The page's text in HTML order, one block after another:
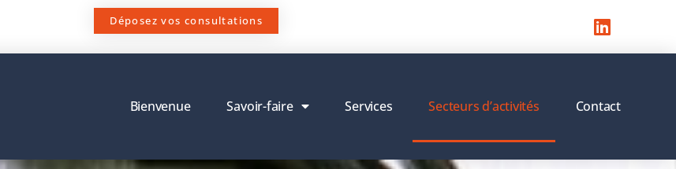
Déposez vos consultations
Bienvenue Savoir-faire Services Secteurs d’activités Contact